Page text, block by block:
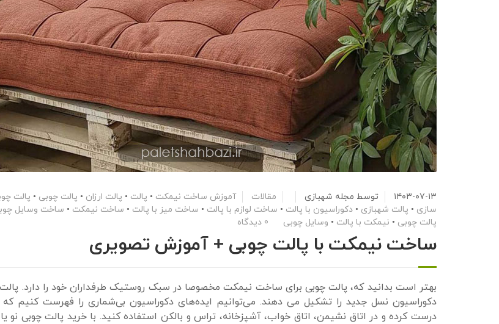
۱۴۰۳-۰۷-۱۳ توسط مجله شهبازی مقالات آموزش ساخت نیمکت • پالت • پالت ارزان • پالت چوبی • پالت
سازی • پالت شهبازی • دکوراسیون با پالت • ساخت لوازم با پالت • ساخت میز با پالت • ساخت نیمکت • ساخت وسایل
پالت چوبی • نیمکت با پالت • وسایل چوبی 0 دیدگاه
ساخت نیمکت با پالت چوبی + آموزش تصویری
بهتر است بدانید که، پالت چوبی برای ساخت نیمکت مخصوصا در سبک روستیک طرفداران خود را دارد. پالت
دکوراسیون نسل جدید را تشکیل می دهند. می‌توانیم ایده‌های دکوراسیون بی‌شماری را فهرست کنیم که
درست کرده و در اتاق نشیمن، اتاق خواب، آشپزخانه، تراس و بالکن استفاده کنید. با خرید پالت چوبی